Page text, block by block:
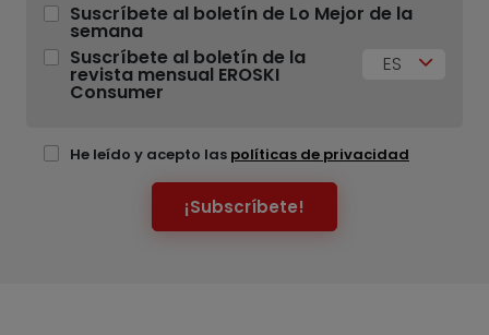
Suscríbete al boletín de Lo Mejor de la
semana
Suscríbete al boletín de la
revista mensual EROSKI
Consumer
ES
He leído y acepto las políticas de privacidad
¡Subscríbete!